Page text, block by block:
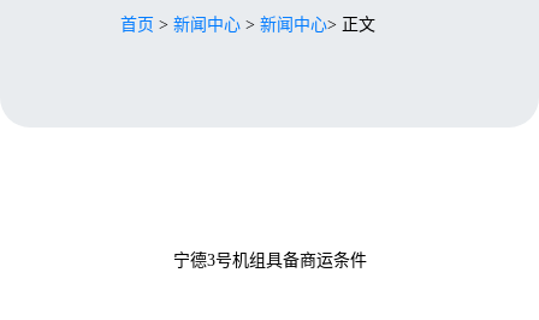
首页 > 新闻中心 > 新闻中心> 正文
宁德3号机组具备商运条件